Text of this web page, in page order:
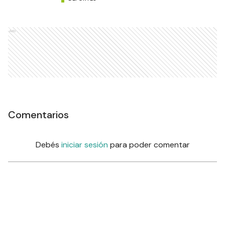
Ads
Comentarios
Debés iniciar sesión para poder comentar